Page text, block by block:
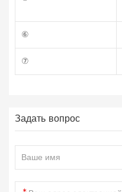
⑥
⑦
Задать вопрос